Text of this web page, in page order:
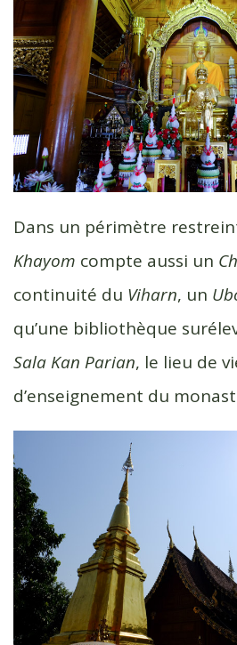
Dans un périmètre
Khayom compte aussi un
continuité du Viharn, un
qu’une bibliothèque
Sala Kan Parian, le lieu de
d’enseignement du